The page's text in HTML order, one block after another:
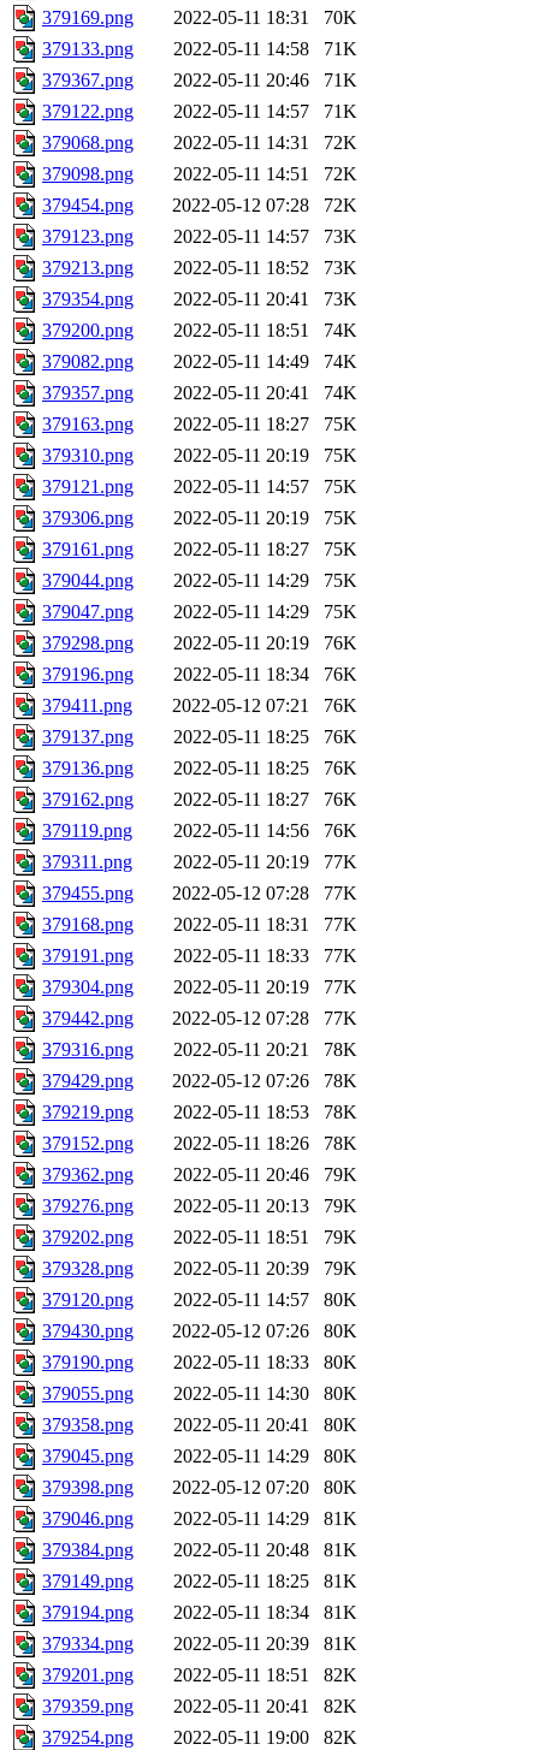
379169.png
2022-05-11 18:31
70K
379133.png
2022-05-11 14:58
71K
379367.png
2022-05-11 20:46
71K
379122.png
2022-05-11 14:57
71K
379068.png
2022-05-11 14:31
72K
379098.png
2022-05-11 14:51
72K
379454.png
2022-05-12 07:28
72K
379123.png
2022-05-11 14:57
73K
379213.png
2022-05-11 18:52
73K
379354.png
2022-05-11 20:41
73K
379200.png
2022-05-11 18:51
74K
379082.png
2022-05-11 14:49
74K
379357.png
2022-05-11 20:41
74K
379163.png
2022-05-11 18:27
75K
379310.png
2022-05-11 20:19
75K
379121.png
2022-05-11 14:57
75K
379306.png
2022-05-11 20:19
75K
379161.png
2022-05-11 18:27
75K
379044.png
2022-05-11 14:29
75K
379047.png
2022-05-11 14:29
75K
379298.png
2022-05-11 20:19
76K
379196.png
2022-05-11 18:34
76K
379411.png
2022-05-12 07:21
76K
379137.png
2022-05-11 18:25
76K
379136.png
2022-05-11 18:25
76K
379162.png
2022-05-11 18:27
76K
379119.png
2022-05-11 14:56
76K
379311.png
2022-05-11 20:19
77K
379455.png
2022-05-12 07:28
77K
379168.png
2022-05-11 18:31
77K
379191.png
2022-05-11 18:33
77K
379304.png
2022-05-11 20:19
77K
379442.png
2022-05-12 07:28
77K
379316.png
2022-05-11 20:21
78K
379429.png
2022-05-12 07:26
78K
379219.png
2022-05-11 18:53
78K
379152.png
2022-05-11 18:26
78K
379362.png
2022-05-11 20:46
79K
379276.png
2022-05-11 20:13
79K
379202.png
2022-05-11 18:51
79K
379328.png
2022-05-11 20:39
79K
379120.png
2022-05-11 14:57
80K
379430.png
2022-05-12 07:26
80K
379190.png
2022-05-11 18:33
80K
379055.png
2022-05-11 14:30
80K
379358.png
2022-05-11 20:41
80K
379045.png
2022-05-11 14:29
80K
379398.png
2022-05-12 07:20
80K
379046.png
2022-05-11 14:29
81K
379384.png
2022-05-11 20:48
81K
379149.png
2022-05-11 18:25
81K
379194.png
2022-05-11 18:34
81K
379334.png
2022-05-11 20:39
81K
379201.png
2022-05-11 18:51
82K
379359.png
2022-05-11 20:41
82K
379254.png
2022-05-11 19:00
82K